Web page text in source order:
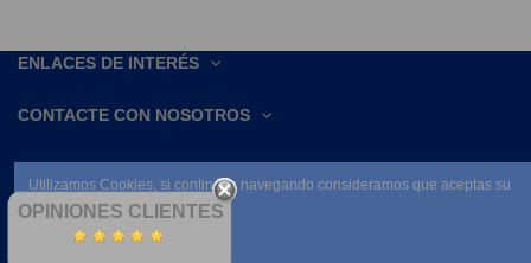
ENLACES DE INTERÉS
CONTACTE CON NOSOTROS
OPINIONES CLIENTES
Utilizamos Cookies, si continúas navegando consideramos que aceptas su
uso.
Leer condiciones